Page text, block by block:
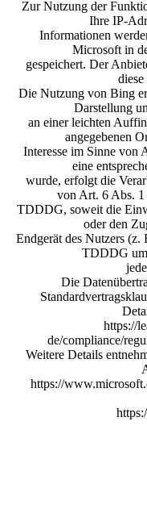
Zur Nutzung der
Ihre IP-
Informationen
Microsoft in
gespeichert. Der
Die Nutzung von Bing
Darstellung
an einer leichten
angegebenen
Interesse im Sinne von
eine
wurde, erfolgt die
von Art. 6 Abs.
TDDDG, soweit die
oder den
Endgerät des Nutzers
TDDDG
Die
https://
de/compliance/
Weitere Details
https://